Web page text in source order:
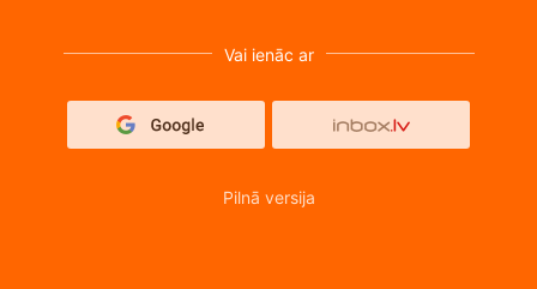
Vai ienāc ar
Pilnā versija